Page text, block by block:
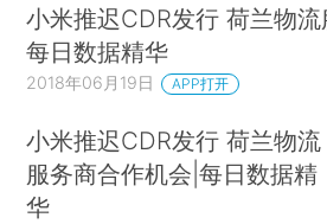
小米推迟CDR发行 荷兰物流
每日数据精华
2018年06月19日 APP打开
小米推迟CDR发行 荷兰物流
服务商合作机会|每日数据精
华